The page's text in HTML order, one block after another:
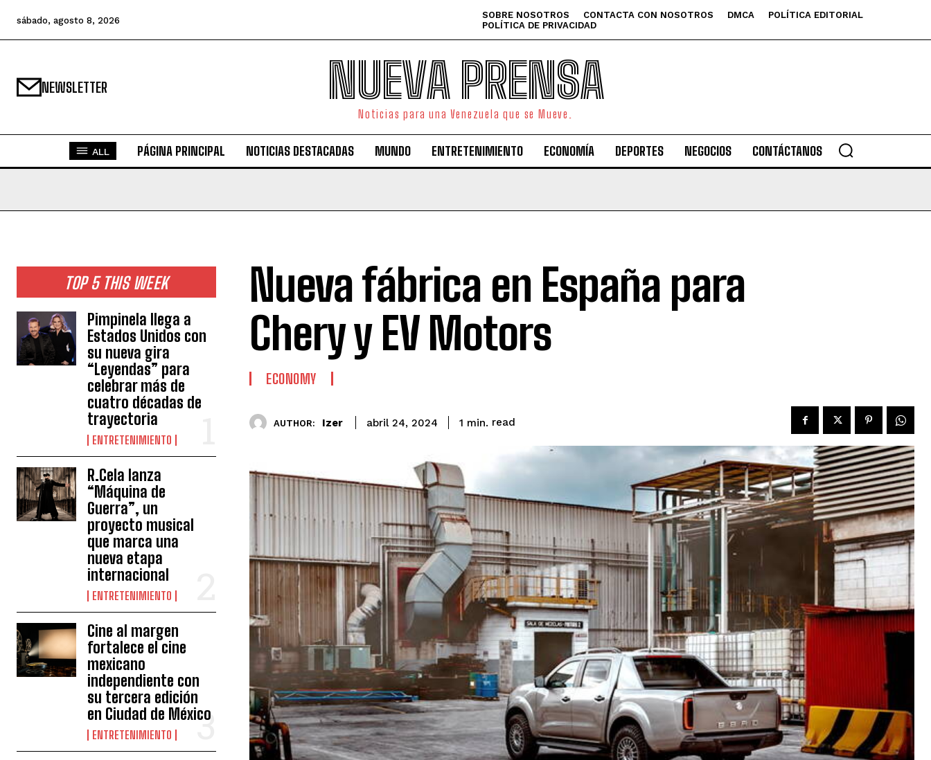
sábado, agosto 8, 2026 SOBRE NOSOTROS CONTACTA CON NOSOTROS DMCA
POLÍTICA EDITORIAL
POLÍTICA DE PRIVACIDAD
NEWSLETTER NUEVA PRENSA
Noticias para una Venezuela que se Mueve.
ALL PÁGINA PRINCIPAL NOTICIAS DESTACADAS MUNDO ENTRETENIMIENTO ECONOMÍA DEPORTES NEGOCIOS CONTÁCTANOS
TOP 5 THIS WEEK
Pimpinela llega a
Estados Unidos con
su nueva gira
“Leyendas” para
celebrar más de
cuatro décadas de
trayectoria
ENTRETENIMIENTO
R.Cela lanza
“Máquina de
Guerra”, un
proyecto musical
que marca una
nueva etapa
internacional
ENTRETENIMIENTO
Cine al margen
fortalece el cine
mexicano
independiente con
su tercera edición
en Ciudad de México
ENTRETENIMIENTO
Nueva fábrica en España para
Chery y EV Motors
ECONOMY
AUTHOR: Izer abril 24, 2024 1 min. read